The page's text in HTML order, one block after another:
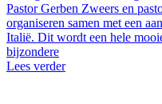
Pastor Gerben Zweers en
organiseren samen met een
Italië. Dit wordt een hele
bijzondere
Lees verder